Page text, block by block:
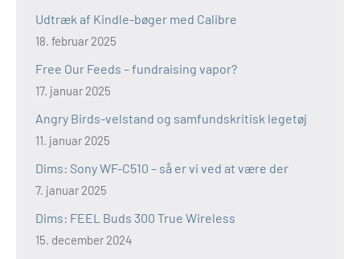
Udtræk af Kindle-bøger med Calibre
18. februar 2025
Free Our Feeds – fundraising vapor?
17. januar 2025
Angry Birds-velstand og samfundskritisk legetøj
11. januar 2025
Dims: Sony WF-C510 – så er vi ved at være der
7. januar 2025
Dims: FEEL Buds 300 True Wireless
15. december 2024